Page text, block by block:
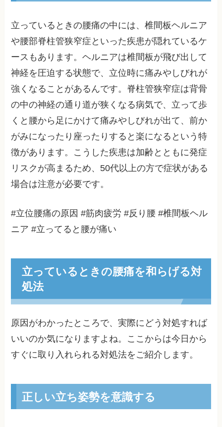
立っているときの腰痛の中には、椎間板ヘルニア
や腰部脊柱管狭窄症といった疾患が隠れているケ
ースもあります。ヘルニアは椎間板が飛び出して
神経を圧迫する状態で、立位時に痛みやしびれが
強くなることがあるんです。脊柱管狭窄症は背骨
の中の神経の通り道が狭くなる病気で、立って歩
くと腰から足にかけて痛みやしびれが出て、前か
がみになったり座ったりすると楽になるという特
徴があります。こうした疾患は加齢とともに発症
リスクが高まるため、50代以上の方で症状がある
場合は注意が必要です。
#立位腰痛の原因 #筋肉疲労 #反り腰 #椎間板ヘル
ニア #立ってると腰が痛い
立っているときの腰痛を和らげる対
処法
原因がわかったところで、実際にどう対処すれば
いいのか気になりますよね。ここからは今日から
すぐに取り入れられる対処法をご紹介します。
正しい立ち姿勢を意識する